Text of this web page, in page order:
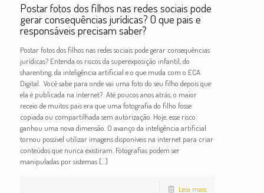
Postar fotos dos filhos nas redes sociais pode
gerar consequências jurídicas? O que pais e
responsáveis precisam saber?
Postar fotos dos filhos nas redes sociais pode gerar consequências
jurídicas? Entenda os riscos da superexposição infantil, do
sharenting, da inteligência artificial e o que muda com o ECA
Digital. Você sabe para onde vai uma foto do seu filho depois que
ela é publicada na internet? Até poucos anos atrás, o maior
receio de muitos pais era que uma fotografia do filho fosse
copiada ou compartilhada sem autorização. Hoje, esse risco
ganhou uma nova dimensão. O avanço da inteligência artificial
tornou possível utilizar imagens disponíveis na internet para criar
conteúdos que nunca existiram. Fotografias podem ser
manipuladas por sistemas[…]
Leia mais